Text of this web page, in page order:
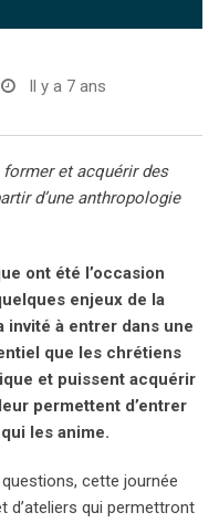
Il y a 7 ans
et acquérir des
d’une anthropologie
ont été l’occasion
enjeux de la
invité à entrer dans une
que les chrétiens
et puissent acquérir
permettent d’entrer
les anime.
cette journée
d’ateliers qui permettront